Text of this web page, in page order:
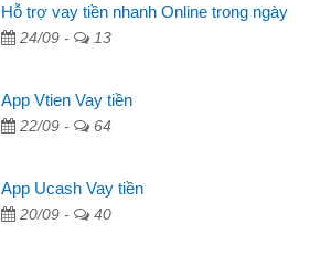
Hỗ trợ vay tiền nhanh Online trong ngày
24/09 - 13
App Vtien Vay tiền
22/09 - 64
App Ucash Vay tiền
20/09 - 40